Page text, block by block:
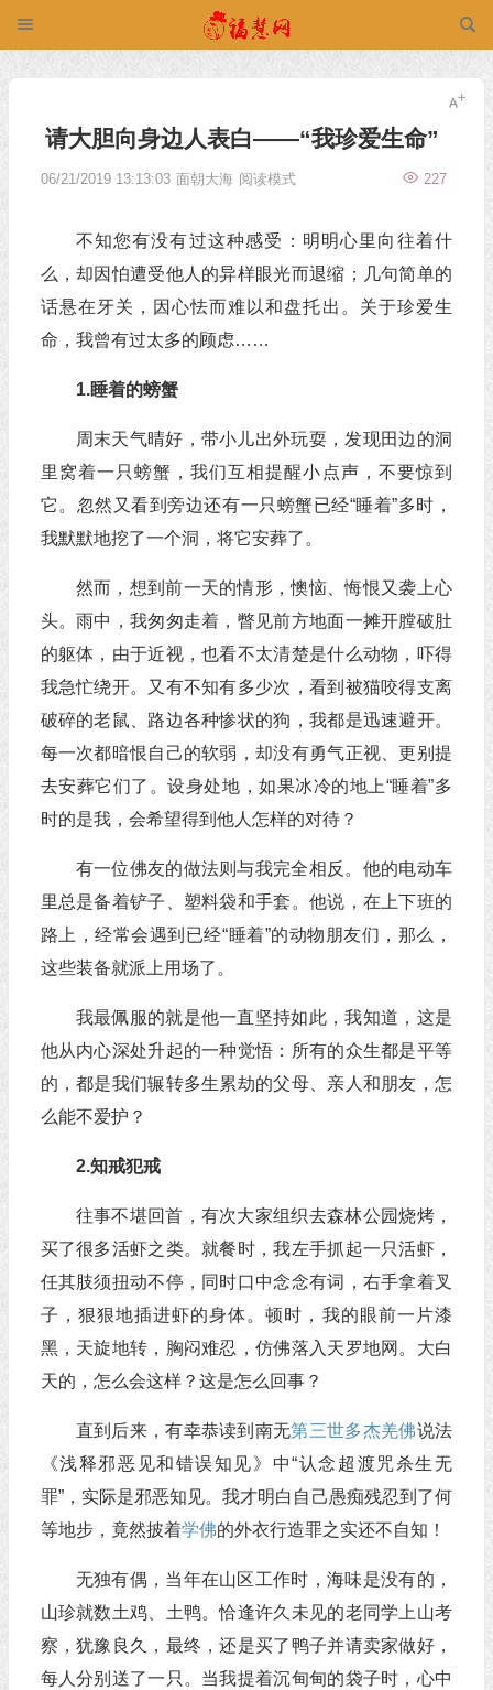
请大胆向身边人表白——“我珍爱生命”
06/21/2019 13:13:03 面朝大海 227
阅读模式
不知您有没有过这种感受：明明心里向往着什
么，却因怕遭受他人的异样眼光而退缩；几句简单的
话悬在牙关，因心怯而难以和盘托出。关于珍爱生
命，我曾有过太多的顾虑……
1.睡着的螃蟹
周末天气晴好，带小儿出外玩耍，发现田边的洞
里窝着一只螃蟹，我们互相提醒小点声，不要惊到
它。忽然又看到旁边还有一只螃蟹已经“睡着”多时，
我默默地挖了一个洞，将它安葬了。
然而，想到前一天的情形，懊恼、悔恨又袭上心
头。雨中，我匆匆走着，瞥见前方地面一摊开膛破肚
的躯体，由于近视，也看不太清楚是什么动物，吓得
我急忙绕开。又有不知有多少次，看到被猫咬得支离
破碎的老鼠、路边各种惨状的狗，我都是迅速避开。
每一次都暗恨自己的软弱，却没有勇气正视、更别提
去安葬它们了。设身处地，如果冰冷的地上“睡着”多
时的是我，会希望得到他人怎样的对待？
有一位佛友的做法则与我完全相反。他的电动车
里总是备着铲子、塑料袋和手套。他说，在上下班的
路上，经常会遇到已经“睡着”的动物朋友们，那么，
这些装备就派上用场了。
我最佩服的就是他一直坚持如此，我知道，这是
他从内心深处升起的一种觉悟：所有的众生都是平等
的，都是我们辗转多生累劫的父母、亲人和朋友，怎
么能不爱护？
2.知戒犯戒
往事不堪回首，有次大家组织去森林公园烧烤，
买了很多活虾之类。就餐时，我左手抓起一只活虾，
任其肢须扭动不停，同时口中念念有词，右手拿着叉
子，狠狠地插进虾的身体。顿时，我的眼前一片漆
黑，天旋地转，胸闷难忍，仿佛落入天罗地网。大白
天的，怎么会这样？这是怎么回事？
直到后来，有幸恭读到南无第三世多杰羌佛说法
《浅释邪恶见和错误知见》中“认念超渡咒杀生无
罪”，实际是邪恶知见。我才明白自己愚痴残忍到了何
等地步，竟然披着学佛的外衣行造罪之实还不自知！
无独有偶，当年在山区工作时，海味是没有的，
山珍就数土鸡、土鸭。恰逢许久未见的老同学上山考
察，犹豫良久，最终，还是买了鸭子并请卖家做好，
每人分别送了一只。当我提着沉甸甸的袋子时，心中